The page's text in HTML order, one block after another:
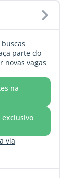
buscas
parte do
novas vagas
na
exclusivo
via